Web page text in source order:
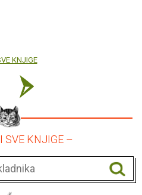
KNJIGE
SVE KNJIGE –